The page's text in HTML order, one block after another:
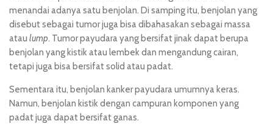
menandai adanya satu benjolan. Di samping itu, benjolan yang
disebut sebagai tumor juga bisa dibahasakan sebagai massa
atau lump. Tumor payudara yang bersifat jinak dapat berupa
benjolan yang kistik atau lembek dan mengandung cairan,
tetapi juga bisa bersifat solid atau padat.
Sementara itu, benjolan kanker payudaraumumnya keras.
Namun, benjolan kistik dengan campuran komponen yang
padat juga dapat bersifat ganas.